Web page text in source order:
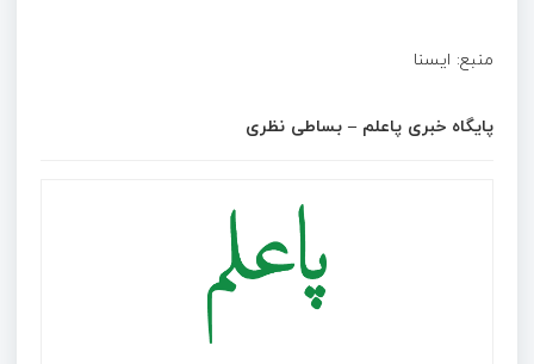
منبع: ایسنا
پایگاه خبری پاعلم – بساطی نظری